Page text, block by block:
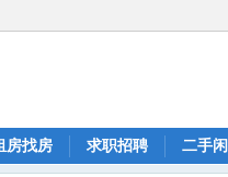
房找房 求职招聘 二手